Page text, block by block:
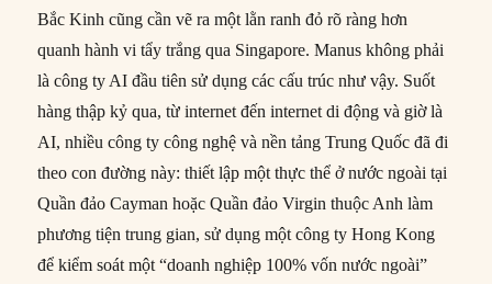
Bắc Kinh cũng cần vẽ ra một lằn ranh đỏ rõ ràng hơn
quanh hành vi tẩy trắng qua Singapore. Manus không phải
là công ty AI đầu tiên sử dụng các cấu trúc như vậy. Suốt
hàng thập kỷ qua, từ internet đến internet di động và giờ là
AI, nhiều công ty công nghệ và nền tảng Trung Quốc đã đi
theo con đường này: thiết lập một thực thể ở nước ngoài tại
Quần đảo Cayman hoặc Quần đảo Virgin thuộc Anh làm
phương tiện trung gian, sử dụng một công ty Hong Kong
để kiểm soát một “doanh nghiệp 100% vốn nước ngoài”